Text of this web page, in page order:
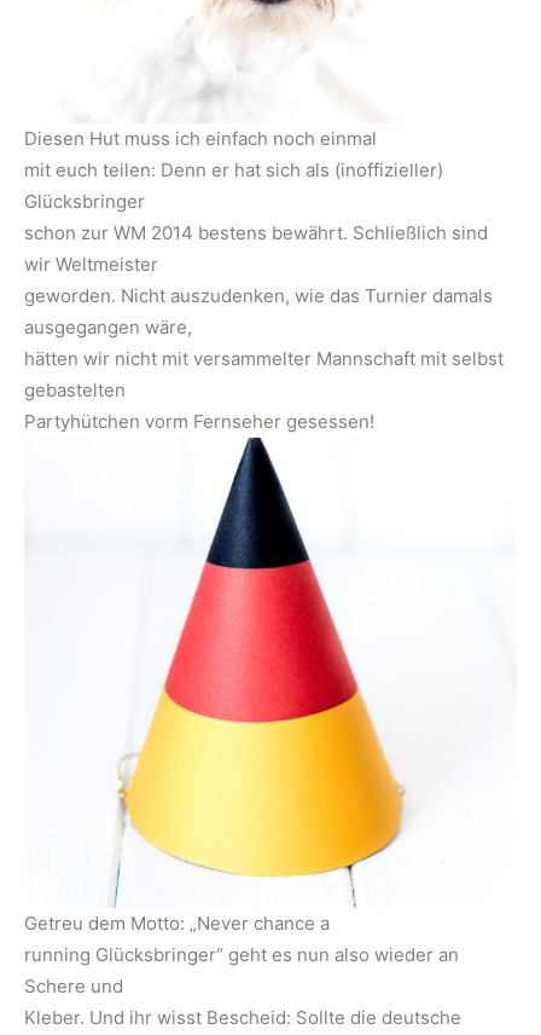
Diesen Hut muss ich einfach noch einmal
mit euch teilen: Denn er hat sich als (inoffizieller)
Glücksbringer
schon zur WM 2014 bestens bewährt. Schließlich sind
wir Weltmeister
geworden. Nicht auszudenken, wie das Turnier damals
ausgegangen wäre,
hätten wir nicht mit versammelter Mannschaft mit selbst
gebastelten
Partyhütchen vorm Fernseher gesessen!
Getreu dem Motto: „Never chance a
running Glücksbringer“ geht es nun also wieder an
Schere und
Kleber. Und ihr wisst Bescheid: Sollte die deutsche